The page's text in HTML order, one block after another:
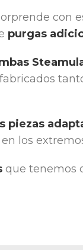
con
purgas
piezas
los
que tenemos